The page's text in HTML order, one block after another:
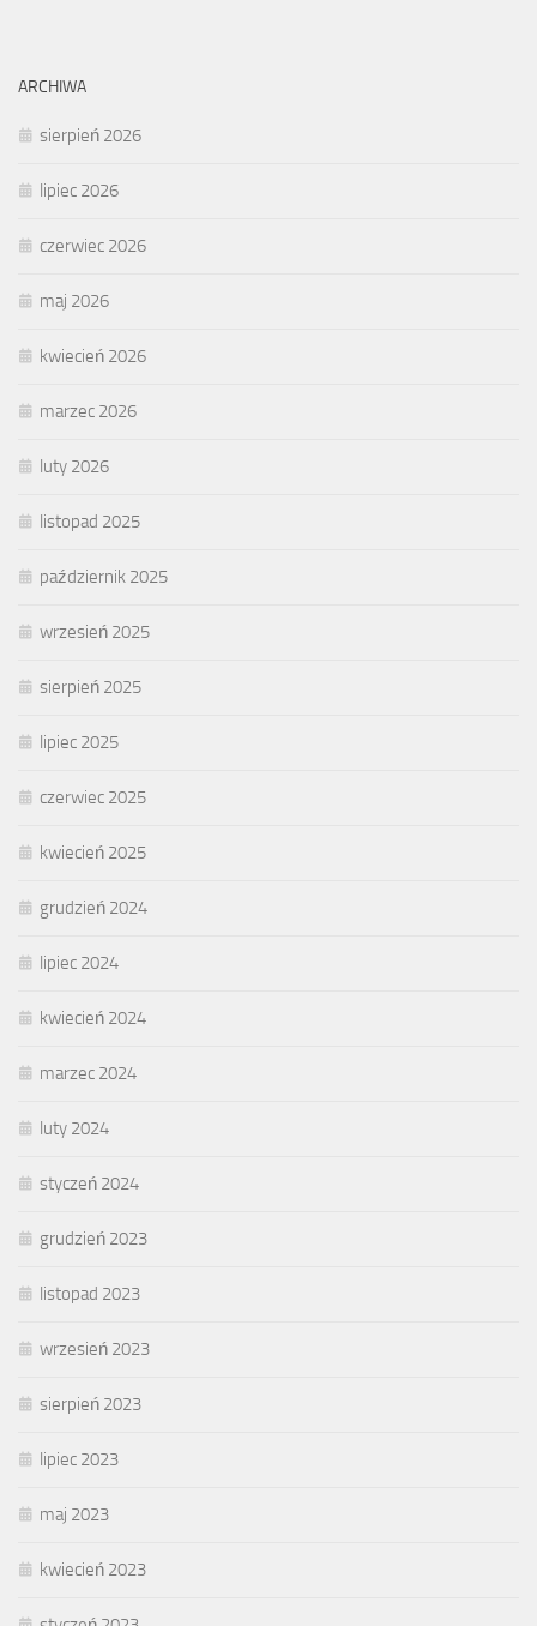
ARCHIWA
sierpień 2026
lipiec 2026
czerwiec 2026
maj 2026
kwiecień 2026
marzec 2026
luty 2026
listopad 2025
październik 2025
wrzesień 2025
sierpień 2025
lipiec 2025
czerwiec 2025
kwiecień 2025
grudzień 2024
lipiec 2024
kwiecień 2024
marzec 2024
luty 2024
styczeń 2024
grudzień 2023
listopad 2023
wrzesień 2023
sierpień 2023
lipiec 2023
maj 2023
kwiecień 2023